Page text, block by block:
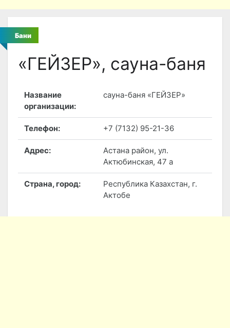
Бани
«ГЕЙЗЕР», сауна-баня
Название
организации:
сауна-баня «ГЕЙЗЕР»
Телефон: +7 (7132) 95-21-36
Адрес:
Астана район, ул.
Актюбинская, 47 а
Страна, город:
Республика Казахстан, г.
Актобе